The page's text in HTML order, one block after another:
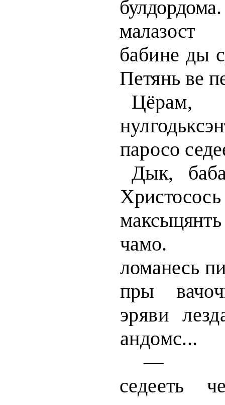
бабине ды
Петянь ве
паросо
Дык,
чамо.
ломанесь
пры
эряви
андомс...
седееть